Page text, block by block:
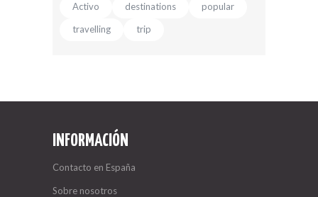
Activo destinations
popular
travelling
trip
INFORMACIÓN
Contacto en España
Sobre nosotros